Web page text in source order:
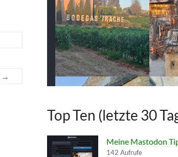
→
Top Ten (letzte 30
Meine Mastodon
142 Aufrufe